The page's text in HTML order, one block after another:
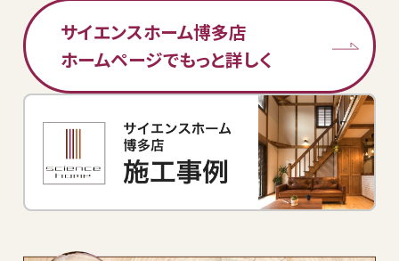
サイエンスホーム博多店
ホームページでもっと詳しく